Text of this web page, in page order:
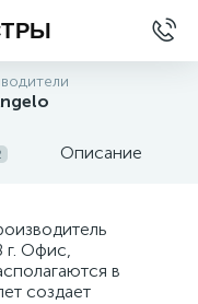
Описание
г. Офис,
в
создает